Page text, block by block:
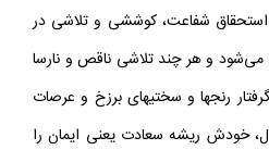
شفاعت، كوششى و تلاشى در
و هر چند تلاشى ناقص و نارسا
رنجها و سختيهاى برزخ و عرصات
خودش ريشه سعادت يعنى ايمان را